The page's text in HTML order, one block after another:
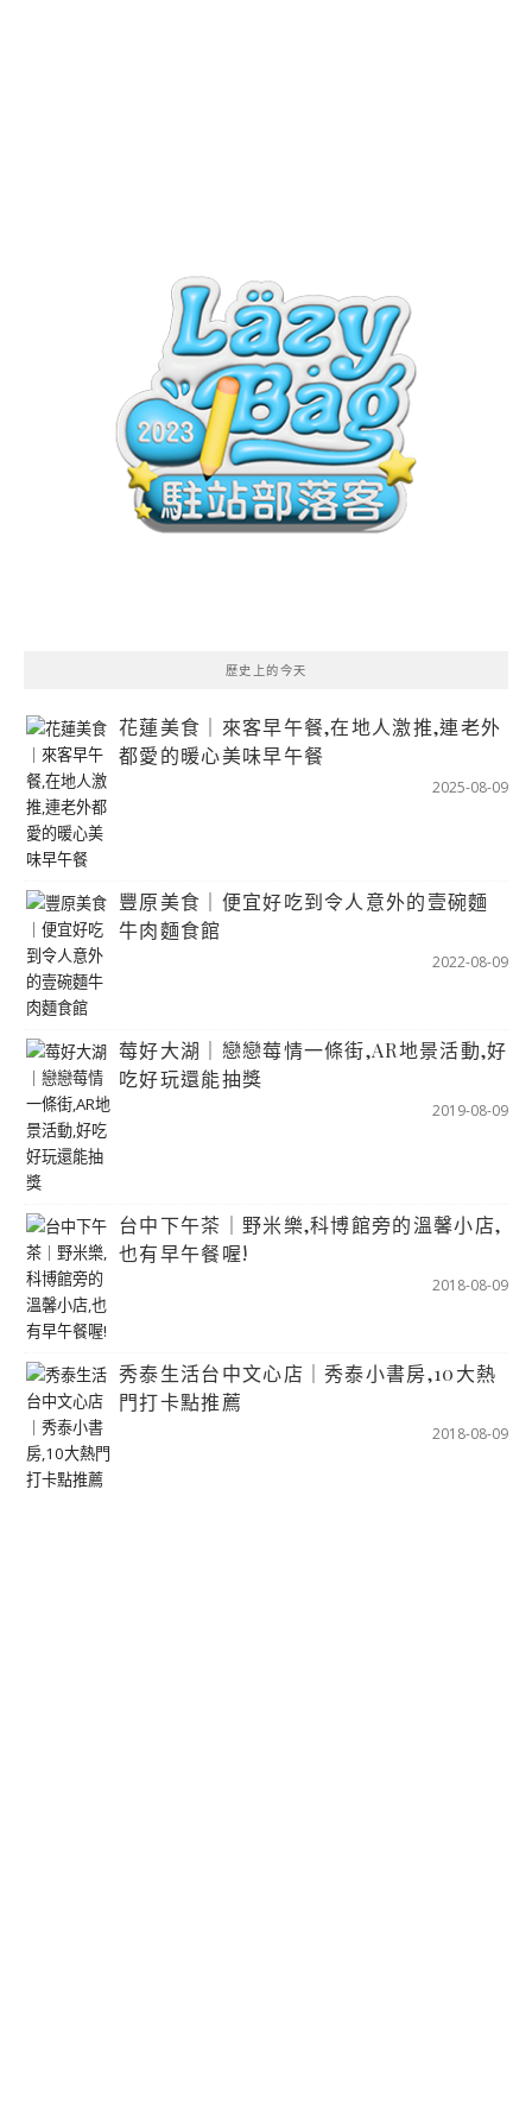
歷史上的今天
花蓮美食｜來客早午餐,在地人激推,連老外
都愛的暖心美味早午餐
2025-08-09
豐原美食｜便宜好吃到令人意外的壹碗麵
牛肉麵食館
2022-08-09
莓好大湖｜戀戀莓情一條街,AR地景活動,好
吃好玩還能抽獎
2019-08-09
台中下午茶｜野米樂,科博館旁的溫馨小店,
也有早午餐喔!
2018-08-09
秀泰生活台中文心店｜秀泰小書房,10大熱
門打卡點推薦
2018-08-09